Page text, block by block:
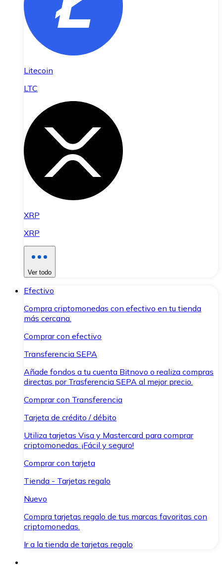
Litecoin
LTC
XRP
XRP
Ver todo
Efectivo
Compra criptomonedas con efectivo en tu tienda
más cercana.
Comprar con efectivo
Transferencia SEPA
Añade fondos a tu cuenta Bitnovo o realiza compras
directas por Trasferencia SEPA al mejor precio.
Comprar con Transferencia
Tarjeta de crédito / débito
Utiliza tarjetas Visa y Mastercard para comprar
criptomonedas. ¡Fácil y seguro!
Comprar con tarjeta
Tienda - Tarjetas regalo
Nuevo
Compra tarjetas regalo de tus marcas favoritas con
criptomonedas.
Ir a la tienda de tarjetas regalo